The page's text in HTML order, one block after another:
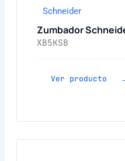
Schneider
Zumbador
XB5KSB
Ver producto